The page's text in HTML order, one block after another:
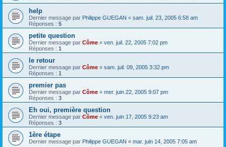
help
Dernier message par Philippe GUEGAN « sam. juil. 23, 2005 6:58 am
Réponses : 5
petite question
Dernier message par Côme « ven. juil. 22, 2005 7:02 pm
Réponses : 1
le retour
Dernier message par Côme « sam. juil. 09, 2005 3:32 pm
Réponses : 1
premier pas
Dernier message par Côme « mer. juin 22, 2005 9:07 pm
Réponses : 3
Eh oui, première question
Dernier message par Côme « ven. juin 17, 2005 9:23 am
Réponses : 3
1ère étape
Dernier message par Philippe GUEGAN « mar. juin 14, 2005 7:05 am